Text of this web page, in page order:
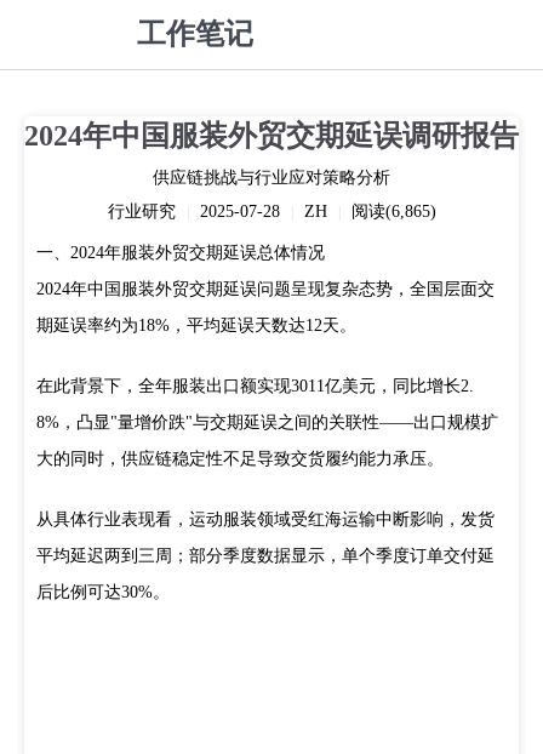
工作笔记
2024年中国服装外贸交期延误调研报告
供应链挑战与行业应对策略分析
行业研究
2025-07-28 ZH 阅读(6,865)
一、2024年服装外贸交期延误总体情况
2024年中国服装外贸交期延误问题呈现复杂态势，全国层面交
期延误率约为18% ，平均延误天数达12天。
在此背景下，全年服装出口额实现3011亿美元 ，同比增长2.
8% ，凸显"量增价跌"与交期延误之间的关联性——出口规模扩
大的同时，供应链稳定性不足导致交货履约能力承压。
从具体行业表现看，运动服装领域受红海运输中断影响，发货
平均延迟两到三周；部分季度数据显示，单个季度订单交付延
后比例可达30%。